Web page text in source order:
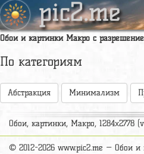
pic2.me
Обои и картинки Макро с
По категориям
Абстракция Минимализм
Обои, картинки, Макро, 1284x2778
© 2012-2026 www.pic2.me — Обои и